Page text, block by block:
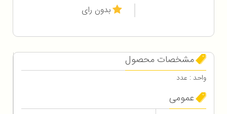
بدون رای
مشخصات محصول
واحد : عدد
عمومی